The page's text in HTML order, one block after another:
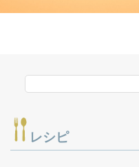
レシピ